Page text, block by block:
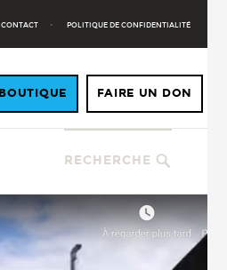
CONTACT POLITIQUE DE CONFIDENTIALITÉ
RECHERCHE